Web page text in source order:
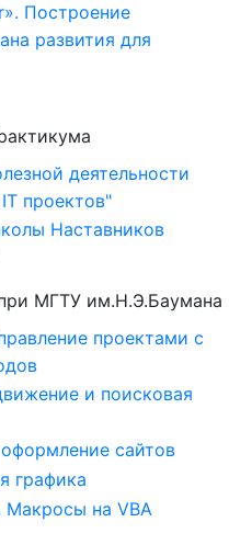
Построение
развития для
деятельности
проектов"
Наставников
МГТУ им.Н.Э.Баумана
проектами с
и поисковая
сайтов
графика
Макросы на VBA